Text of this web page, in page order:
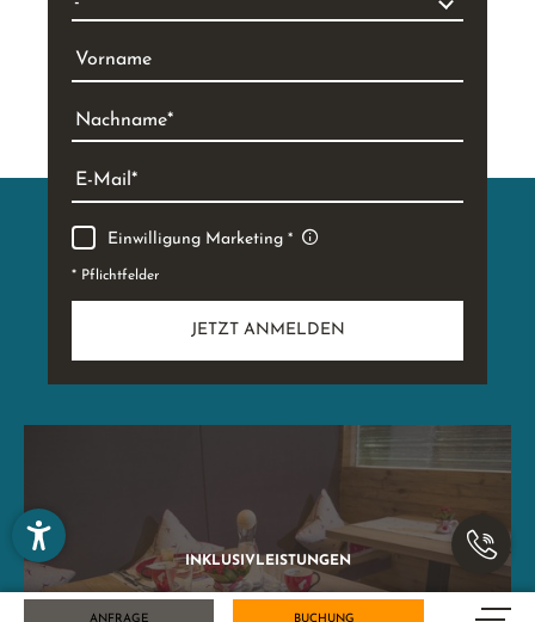
ca. 40 m² 2-4 Personen
Ab 160,00 €
NEUES VOM KARLWIRT - JETZT NEWSLETTER
Vorname
Einwilligung Marketing
ANFRAGE BUCHUNG